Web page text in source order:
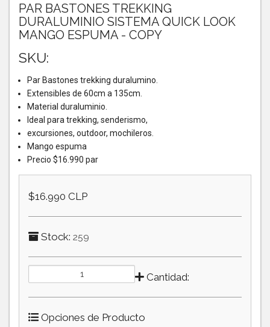
PAR BASTONES TREKKING
DURALUMINIO SISTEMA QUICK LOOK
MANGO ESPUMA - COPY
SKU:
Par Bastones trekking duralumino.
Extensibles de 60cm a 135cm.
Material duraluminio.
Ideal para trekking, senderismo,
excursiones, outdoor, mochileros.
Mango espuma
Precio $16.990 par
$16.990 CLP
Stock: 259
Cantidad:
Opciones de Producto